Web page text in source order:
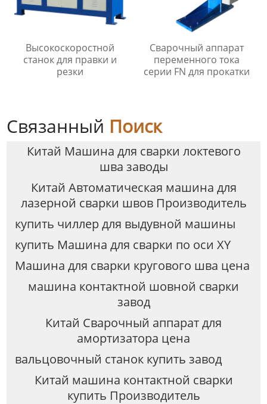
Высокоскоростной
станок для правки и
резки
Сварочный аппарат
переменного тока
серии FN для прокатки
Связанный Поиск
Китай Машина для сварки локтевого
шва заводы
Китай Автоматическая машина для
лазерной сварки швов Производитель
купить чиллер для выдувной машины
купить Машина для сварки по оси XY
Машина для сварки кругового шва цена
машина контактной шовной сварки
завод
Китай Сварочный аппарат для
амортизатора цена
вальцовочный станок купить завод
Китай машина контактной сварки
купить Производитель